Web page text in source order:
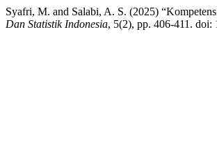
Syafri, M. and Salabi, A. S. (2025)
Dan Statistik Indonesia, 5(2), pp. 406-411. doi: